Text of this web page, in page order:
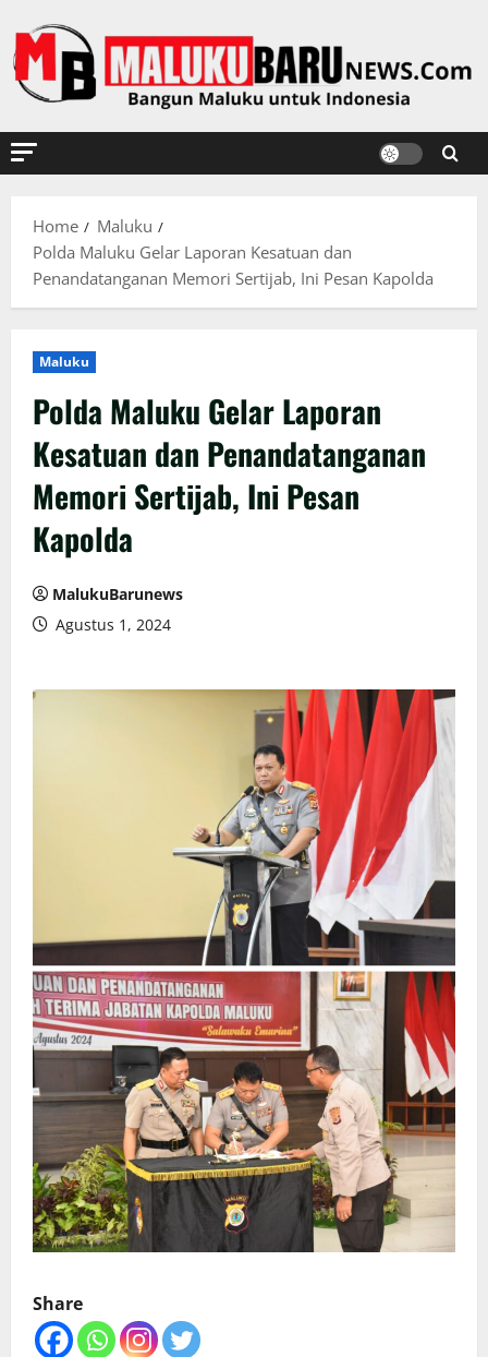
to
content
Home
Maluku
Polda Maluku Gelar Laporan Kesatuan dan
Penandatanganan Memori Sertijab, Ini Pesan Kapolda
Maluku
Polda Maluku Gelar Laporan
Kesatuan dan Penandatanganan
Memori Sertijab, Ini Pesan
Kapolda
MalukuBarunews
Agustus 1, 2024
Share